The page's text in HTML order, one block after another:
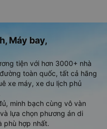
Máy bay,
tiện với hơn 3000+ nhà
toàn quốc, tất cả hãng
xe máy, xe du lịch phủ
minh bạch cùng vô vàn
lựa chọn phương án di
phù hợp nhất.